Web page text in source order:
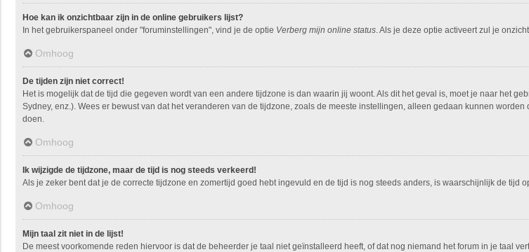
Hoe kan ik onzichtbaar zijn in de online gebruikers lijst?
In het gebruikerspaneel onder "foruminstellingen", vind je de optie Verberg mijn online status. Als je deze optie activeert zul je
Omhoog
De tijden zijn niet correct!
Het is mogelijk dat de tijd die gegeven wordt van een andere tijdzone is dan waarin jij woont. Als dit het geval is, moet je naar het
Sydney, enz.). Wees er bewust van dat het veranderen van de tijdzone, zoals de meeste instellingen, alleen gedaan kunnen
doen.
Omhoog
Ik wijzigde de tijdzone, maar de tijd is nog steeds verkeerd!
Als je zeker bent dat je de correcte tijdzone en zomertijd goed hebt ingevuld en de tijd is nog steeds anders, is waarschijnlijk de
Omhoog
Mijn taal zit niet in de lijst!
De meest voorkomende reden hiervoor is dat de beheerder je taal niet geïnstalleerd heeft, of dat nog niemand het forum in je taal